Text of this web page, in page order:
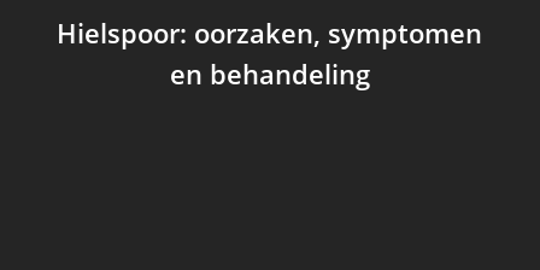
Hielspoor: oorzaken, symptomen
en behandeling